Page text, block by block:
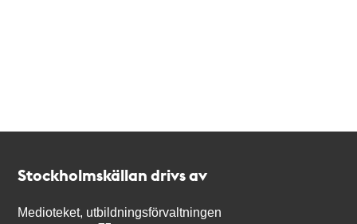
Stockholmskällan drivs av
Medioteket, utbildningsförvaltningen